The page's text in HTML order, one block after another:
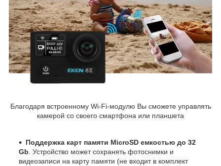
Благодаря встроенному Wi-Fi-модулю Вы сможете управлять
камерой со своего смартфона или планшета
Поддержка карт памяти MicroSD емкостью до 32
Gb. Устройство может сохранять фотоснимки и
видеозаписи на карту памяти (не входит в комплект